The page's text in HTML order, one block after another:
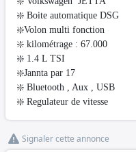
❇️ Boite automatique DSG
❇️Volon multi fonction
❇️ kilométrage : 67.000
❇️ 1.4 L TSI
❇️Jannta par 17
❇️ Bluetooth , Aux , USB
❇️ Regulateur de vitesse
Signaler cette annonce